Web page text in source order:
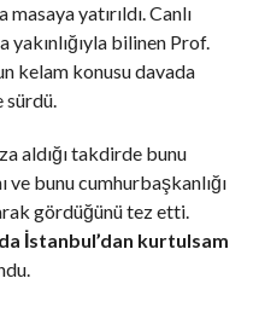
yatırıldı. Canlı
yakınlığıyla bilinen Prof.
kelam konusu davada
sürdü.
aldığı takdirde bunu
bunu cumhurbaşkanlığı
gördüğünü tez etti.
İstanbul’dan kurtulsam